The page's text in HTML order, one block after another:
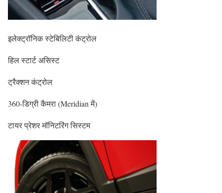
इलेक्ट्रॉनिक स्टेबिलिटी कंट्रोल
हिल स्टार्ट असिस्ट
ट्रैक्शन कंट्रोल
360-डिग्री कैमरा (Meridian में)
टायर प्रेशर मॉनिटरिंग सिस्टम